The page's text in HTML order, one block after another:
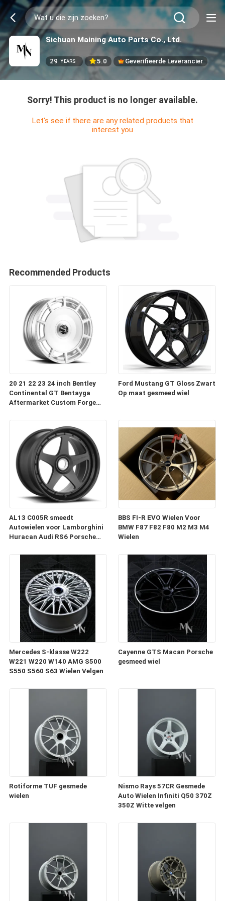
Sichuan Maining Auto Parts Co., Ltd.
29 YEARS 5.0 Geverifieerde Leverancier
Sorry! This product is no longer available.
Let's see if there are any related products that
interest you
Recommended Products
20 21 22 23 24 inch Bentley
Continental GT Bentayga
Aftermarket Custom Forge
Ford Mustang GT Gloss Zwart
Op maat gesmeed wiel
AL13 C005R smeedt
Autowielen voor Lamborghini
Huracan Audi RS6 Porsche
BBS FI-R EVO Wielen Voor
BMW F87 F82 F80 M2 M3 M4
Wielen
Mercedes S-klasse W222
W221 W220 W140 AMG S500
S550 S560 S63 Wielen Velgen
Cayenne GTS Macan Porsche
gesmeed wiel
Rotiforme TUF gesmede
wielen
Nismo Rays 57CR Gesmede
Auto Wielen Infiniti Q50 370Z
350Z Witte velgen